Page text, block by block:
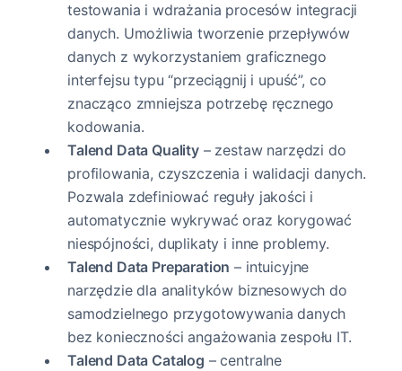
testowania i wdrażania procesów integracji
danych. Umożliwia tworzenie przepływów
danych z wykorzystaniem graficznego
interfejsu typu “przeciągnij i upuść”, co
znacząco zmniejsza potrzebę ręcznego
kodowania.
Talend Data Quality– zestaw narzędzi do
profilowania, czyszczenia i walidacji danych.
Pozwala zdefiniować reguły jakości i
automatycznie wykrywać oraz korygować
niespójności, duplikaty i inne problemy.
Talend Data Preparation – intuicyjne
narzędzie dla analityków biznesowych do
samodzielnego przygotowywania danych
bez konieczności angażowania zespołu IT.
Talend Data Catalog – centralne